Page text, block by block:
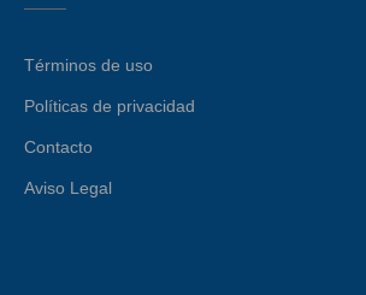
Términos de uso
Políticas de privacidad
Contacto
Aviso Legal